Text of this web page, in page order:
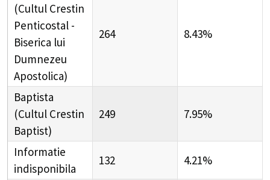
(Cultul Crestin
Penticostal -
Biserica lui
Dumnezeu
Apostolica)
264 8.43%
Baptista
(Cultul Crestin
Baptist)
249 7.95%
Informatie
indisponibila
132 4.21%